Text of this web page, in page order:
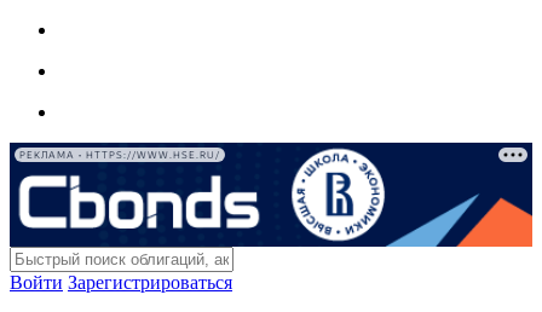
РЕКЛАМА • HTTPS://WWW.HSE.RU/
Войти Зарегистрироваться